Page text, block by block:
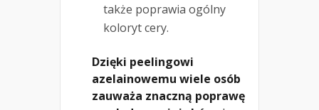
także poprawia ogólny
koloryt cery.
Dzięki peelingowi
azelainowemu wiele osób
zauważa znaczną poprawę